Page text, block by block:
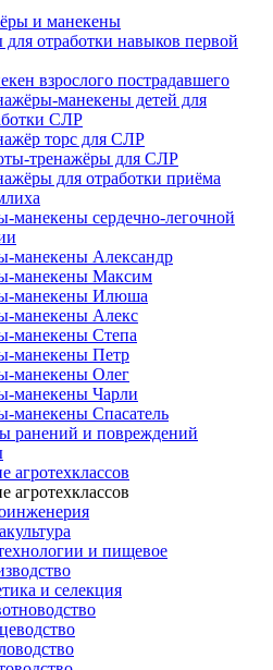
и манекены
отработки навыков первой
взрослого пострадавшего
манекены детей для
СЛР
торс для СЛР
тренажёры для СЛР
для отработки приёма
манекены сердечно-легочной
манекены Александр
манекены Максим
манекены Илюша
манекены Алекс
манекены Степа
манекены Петр
манекены Олег
манекены Чарли
манекены Спасатель
ранений и повреждений
агротехклассов
агротехклассов
и пищевое
и селекция